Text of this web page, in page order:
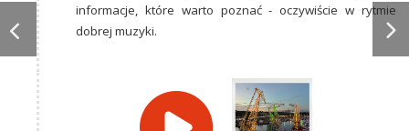
informacje, które warto poznać - oczywiście w rytmie
dobrej muzyki.